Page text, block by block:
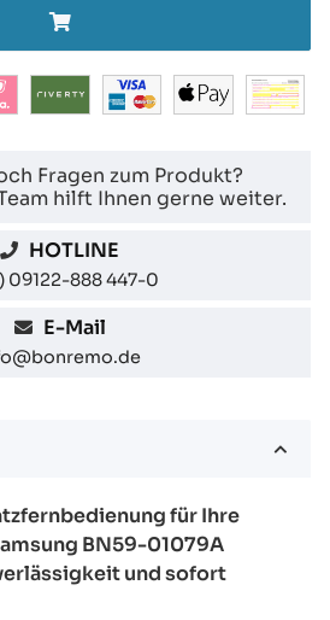
Fragen zum Produkt?
hilft Ihnen gerne weiter.
HOTLINE
09122-888 447-0
E-Mail
für Ihre
BN59-01079A
und sofort